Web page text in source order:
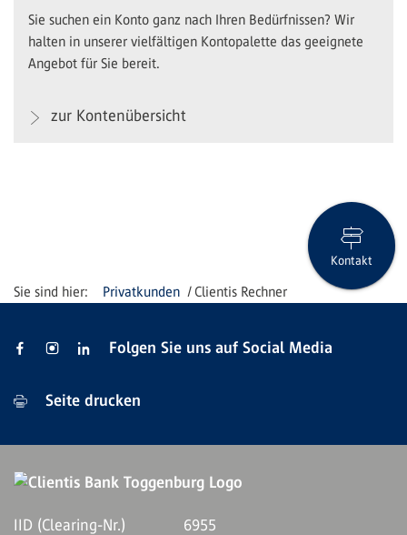
Sie suchen ein Konto ganz nach Ihren Bedürfnissen? Wir
halten in unserer vielfältigen Kontopalette das geeignete
Angebot für Sie bereit.
zur Kontenübersicht
Privatkunden Clientis Rechner
Kontakt
Folgen Sie uns auf Social Media
Seite drucken
IID (Clearing-Nr.)
6955